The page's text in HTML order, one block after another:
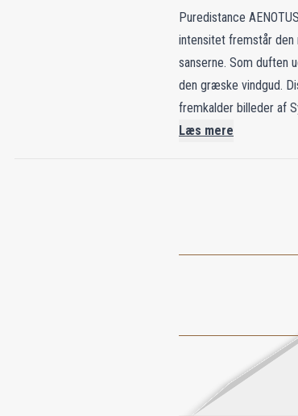
Puredistance
intensitet fremstår den
sanserne. Som duften
den græske vindgud.
fremkalder billeder af
råber – og gør den til
mest betroede og
Læs mere